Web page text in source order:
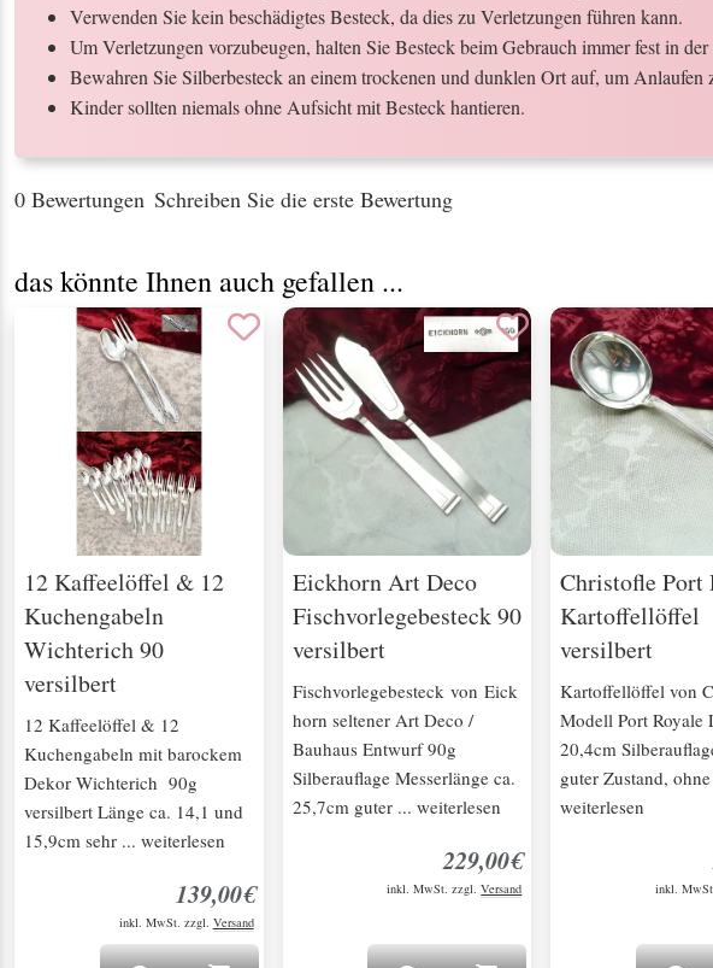
Verwenden Sie kein beschädigtes Besteck, da dies zu Verletzungen führen kann.
Um Verletzungen vorzubeugen, halten Sie Besteck beim Gebrauch immer fest in
Bewahren Sie Silberbesteck an einem trockenen und dunklen Ort auf, um Anlaufen
Kinder sollten niemals ohne Aufsicht mit Besteck hantieren.
0 Bewertungen Schreiben Sie die erste Bewertung
das könnte Ihnen auch gefallen ...
12 Kaffeelöffel & 12
Kuchengabeln
Wichterich 90
versilbert
12 Kaffeelöffel & 12
Kuchengabeln mit barockem
Dekor Wichterich 90g
versilbert Länge ca. 14,1 und
15,9cm sehr ... weiterlesen
139,00€
inkl. MwSt. zzgl. Versand
Eickhorn Art Deco
Fischvorlegebesteck 90
versilbert
Fischvorlegebesteck von Eick
horn seltener Art Deco /
Bauhaus Entwurf 90g
Silberauflage Messerlänge ca.
25,7cm guter ... weiterlesen
229,00€
inkl. MwSt. zzgl.Versand
Christofle Port
Kartoffellöffel
versilbert
Kartoffellöffel von
Modell Port Royale
20,4cm
guter Zustand,
weiterlesen
inkl.